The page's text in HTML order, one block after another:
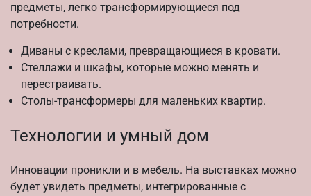
предметы, легко трансформирующиеся под
потребности.
Диваны с креслами, превращающиеся в кровати.
Стеллажи и шкафы, которые можно менять и
перестраивать.
Столы-трансформеры для маленьких квартир.
Технологии и умный дом
Инновации проникли и в мебель. На выставках можно
будет увидеть предметы, интегрированные с